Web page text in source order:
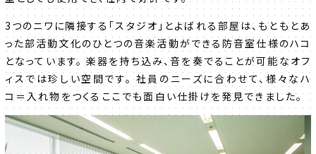
3つのニワに隣接する「スタジオ」とよばれる部屋は、もともとあ
った部活動文化のひとつの音楽活動ができる防音室仕様のハコ
となっています。 楽器を持ち込み、音を奏でることが可能なオフ
ィスでは珍しい空間です。 社員のニーズに合わせて、様々なハ
コ＝入れ物をつくる――ここでも面白い仕掛けを発見できました。